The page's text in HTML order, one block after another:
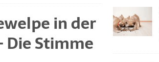
DAS
Trend? DIES UND DAS
in der
Die Stimme